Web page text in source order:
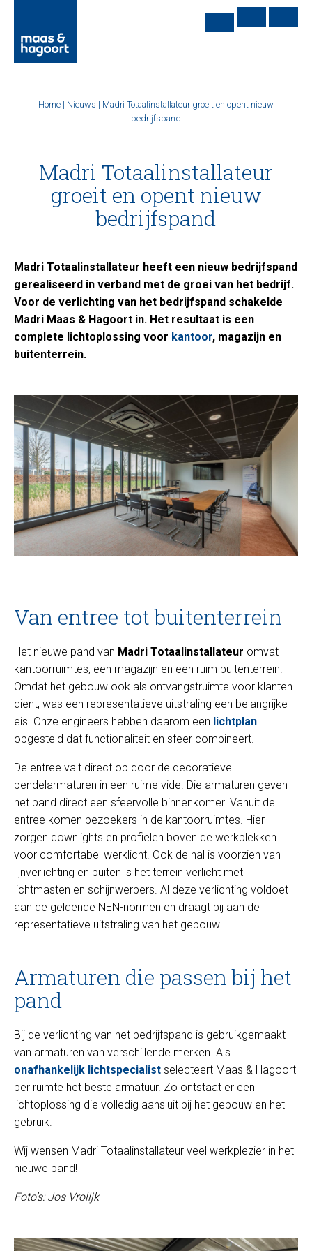
Home | Nieuws | Madri Totaalinstallateur groeit en opent nieuw
bedrijfspand
Madri Totaalinstallateur
groeit en opent nieuw
bedrijfspand
Madri Totaalinstallateur heeft een nieuw bedrijfspand
gerealiseerd in verband met de groei van het bedrijf.
Voor de verlichting van het bedrijfspand schakelde
Madri Maas & Hagoort in. Het resultaat is een
complete lichtoplossing voor kantoor, magazijn en
buitenterrein.
Van entree tot buitenterrein
Het nieuwe pand van Madri Totaalinstallateur omvat
kantoorruimtes, een magazijn en een ruim buitenterrein.
Omdat het gebouw ook als ontvangstruimte voor klanten
dient, was een representatieve uitstraling een belangrijke
eis. Onze engineers hebben daarom een lichtplan
opgesteld dat functionaliteit en sfeer combineert.
De entree valt direct op door de decoratieve
pendelarmaturen in een ruime vide. Die armaturen geven
het pand direct een sfeervolle binnenkomer. Vanuit de
entree komen bezoekers in de kantoorruimtes. Hier
zorgen downlights en profielen boven de werkplekken
voor comfortabel werklicht. Ook de hal is voorzien van
lijnverlichting en buiten is het terrein verlicht met
lichtmasten en schijnwerpers. Al deze verlichting voldoet
aan de geldende NEN-normen en draagt bij aan de
representatieve uitstraling van het gebouw.
Armaturen die passen bij het
pand
Bij de verlichting van het bedrijfspand is gebruikgemaakt
van armaturen van verschillende merken. Als
onafhankelijk lichtspecialist selecteert Maas & Hagoort
per ruimte het beste armatuur. Zo ontstaat er een
lichtoplossing die volledig aansluit bij het gebouw en het
gebruik.
Wij wensen Madri Totaalinstallateur veel werkplezier in het
nieuwe pand!
Foto’s: Jos Vrolijk